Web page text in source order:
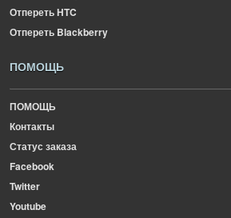
Отпереть HTC
Отпереть Blackberry
ПОМОЩЬ
ПОМОЩЬ
Контакты
Статус заказа
Facebook
Twitter
Youtube